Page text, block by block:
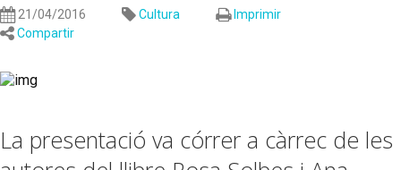
21/04/2016 Cultura
Imprimir
Compartir
La presentació va córrer a càrrec de les